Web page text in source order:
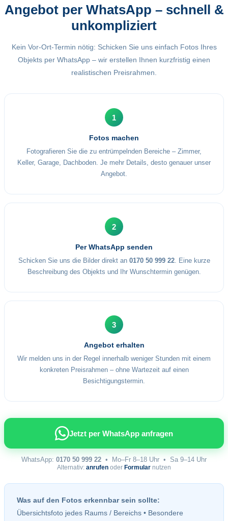
Angebot per WhatsApp – schnell &
unkompliziert
Kein Vor-Ort-Termin nötig: Schicken Sie uns einfach Fotos Ihres
Objekts per WhatsApp – wir erstellen Ihnen kurzfristig einen
realistischen Preisrahmen.
1
Fotos machen
Fotografieren Sie die zu entrümpelnden Bereiche – Zimmer,
Keller, Garage, Dachboden. Je mehr Details, desto genauer unser
Angebot.
2
Per WhatsApp senden
Schicken Sie uns die Bilder direkt an 0170 50 999 22. Eine kurze
Beschreibung des Objekts und Ihr Wunschtermin genügen.
3
Angebot erhalten
Wir melden uns in der Regel innerhalb weniger Stunden mit einem
konkreten Preisrahmen – ohne Wartezeit auf einen
Besichtigungstermin.
Jetzt per WhatsApp anfragen
WhatsApp: 0170 50 999 22 • Mo–Fr 8–18 Uhr • Sa 9–14 Uhr
Alternativ: anrufen oder Formular nutzen
Was auf den Fotos erkennbar sein sollte:
Übersichtsfoto jedes Raums / Bereichs • Besondere